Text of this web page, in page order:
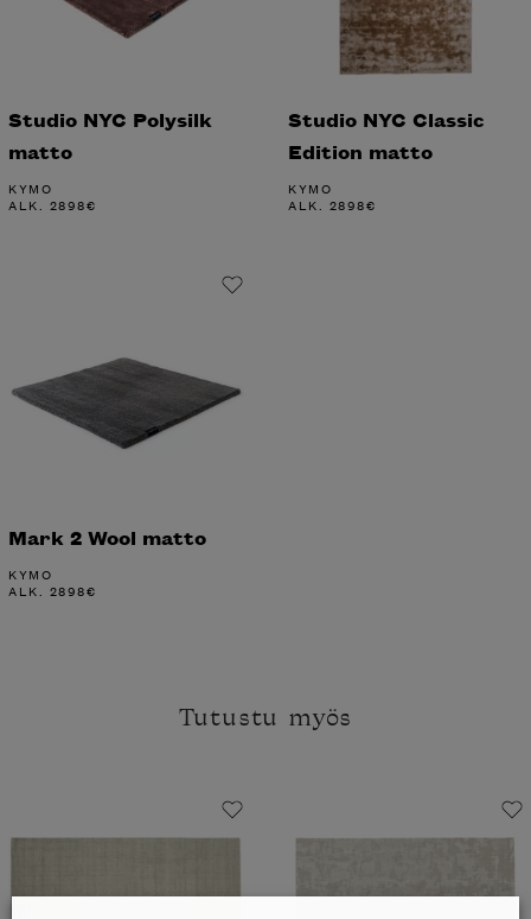
Studio NYC Polysilk
matto
KYMO
ALK. 2898€
Studio NYC Classic
Edition matto
KYMO
ALK. 2898€
Mark 2 Wool matto
KYMO
ALK. 2898€
Tutustu myös